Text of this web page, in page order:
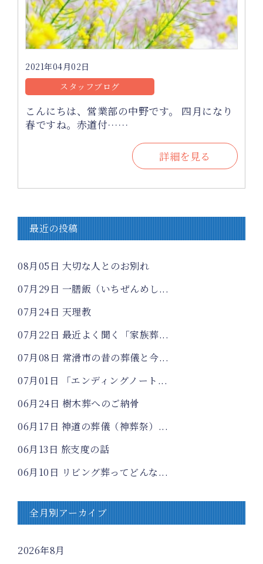
2021年04月02日
スタッフブログ
こんにちは、営業部の中野です。 四月になり
春ですね。赤道付……
詳細を見る
最近の投稿
08月05日 大切な人とのお別れ
07月29日 一膳飯（いちぜんめし...
07月24日 天理教
07月22日 最近よく聞く「家族葬...
07月08日 常滑市の昔の葬儀と今...
07月01日 「エンディングノート...
06月24日 樹木葬へのご納骨
06月17日 神道の葬儀（神葬祭）...
06月13日 旅支度の話
06月10日 リビング葬ってどんな...
全月別アーカイブ
2026年8月